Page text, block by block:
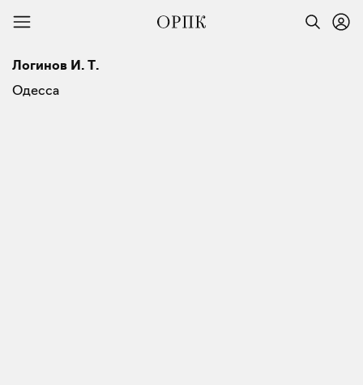
Логинов И. Т.
Одесса